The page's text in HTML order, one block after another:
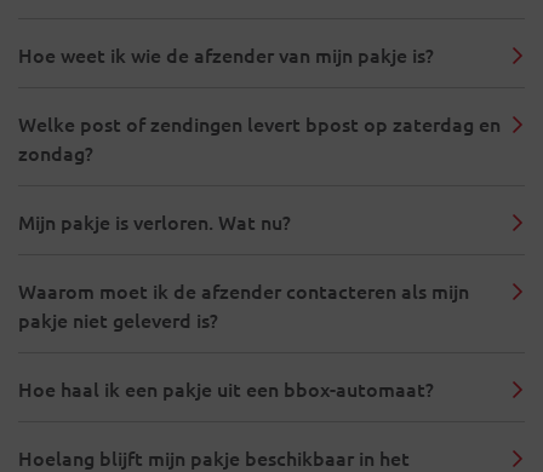
Hoe weet ik wie de afzender van mijn pakje is?
Welke post of zendingen levert bpost op zaterdag en
zondag?
Mijn pakje is verloren. Wat nu?
Waarom moet ik de afzender contacteren als mijn
pakje niet geleverd is?
Hoe haal ik een pakje uit een bbox-automaat?
Hoelang blijft mijn pakje beschikbaar in het